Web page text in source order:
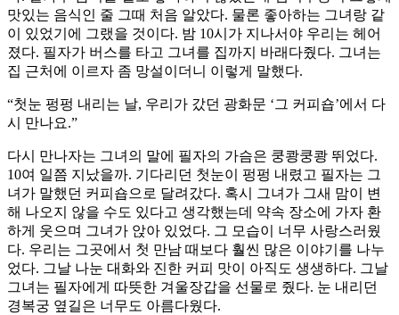
맛있는 음식인 줄 그때 처음 알았다. 물론 좋아하는 그녀랑 같
이 있었기에 그랬을 것이다. 밤 10시가 지나서야 우리는 헤어
졌다. 필자가 버스를 타고 그녀를 집까지 바래다줬다. 그녀는
집 근처에 이르자 좀 망설이더니 이렇게 말했다.
“첫눈 펑펑 내리는 날, 우리가 갔던 광화문 ‘그 커피숍’에서 다
시 만나요.”
다시 만나자는 그녀의 말에 필자의 가슴은 쿵쾅쿵쾅 뛰었다.
10여 일쯤 지났을까. 기다리던 첫눈이 펑펑 내렸고 필자는 그
녀가 말했던 커피숍으로 달려갔다. 혹시 그녀가 그새 맘이 변
해 나오지 않을 수도 있다고 생각했는데 약속 장소에 가자 환
하게 웃으며 그녀가 앉아 있었다. 그 모습이 너무 사랑스러웠
다. 우리는 그곳에서 첫 만남 때보다 훨씬 많은 이야기를 나누
었다. 그날 나눈 대화와 진한 커피 맛이 아직도 생생하다. 그날
그녀는 필자에게 따뜻한 겨울장갑을 선물로 줬다. 눈 내리던
경복궁 옆길은 너무도 아름다웠다.